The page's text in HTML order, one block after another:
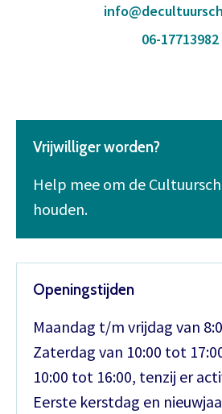
06-17713982
Vrijwilliger worden?
Help mee om de
houden.
Openingstijden
Maandag t/m vrijdag van
Zaterdag van 10:00 tot
10:00 tot 16:00, tenzij er
Eerste kerstdag en